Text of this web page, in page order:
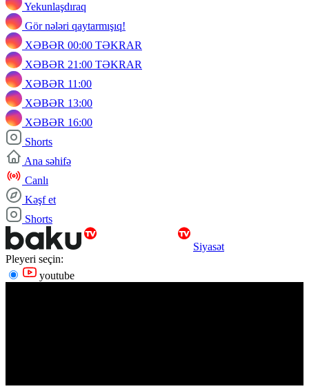
Yekunlaşdıraq
Gör nələri qaytarmışıq!
XƏBƏR 00:00 TƏKRAR
XƏBƏR 21:00 TƏKRAR
XƏBƏR 11:00
XƏBƏR 13:00
XƏBƏR 16:00
Shorts
Ana səhifə
Canlı
Kəşf et
Shorts
Siyasət
Pleyeri seçin:
youtube